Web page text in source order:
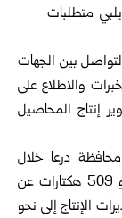
متطلبات
بين الجهات
والاطلاع على
إنتاج المحاصيل
درعا خلال
الموسم الزراعي الحالي، 1009 هكتارات بزيادة نحو 509 هكتارات عن
وتصل تقديرات الإنتاج إلى نحو